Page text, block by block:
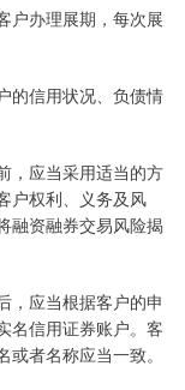
户办理展期，每次展
的信用状况、负债情
，应当采用适当的方
户权利、义务及风
融资融券交易风险揭
应当根据客户的申
名信用证券账户。客
者名称应当一致。